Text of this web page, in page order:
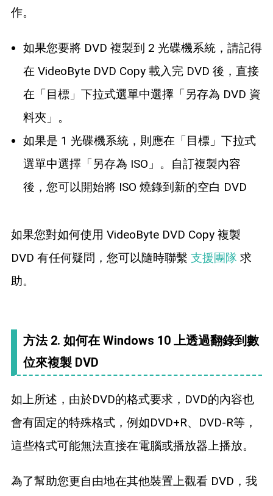
作。
如果您要將 DVD 複製到 2 光碟機系統，請記得
在 VideoByte DVD Copy 載入完 DVD 後，直接
在「目標」下拉式選單中選擇「另存為 DVD 資
料夾」。
如果是 1 光碟機系統，則應在「目標」下拉式
選單中選擇「另存為 ISO」。自訂複製內容
後，您可以開始將 ISO 燒錄到新的空白 DVD
如果您對如何使用 VideoByte DVD Copy 複製
DVD 有任何疑問，您可以隨時聯繫 支援團隊 求
助。
方法 2. 如何在 Windows 10 上透過翻錄到數
位來複製 DVD
如上所述，由於DVD的格式要求，DVD的內容也
會有固定的特殊格式，例如DVD+R、DVD-R等，
這些格式可能無法直接在電腦或播放器上播放。
為了幫助您更自由地在其他裝置上觀看 DVD，我